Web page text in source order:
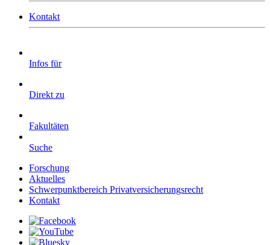
Kontakt
Infos für
Direkt zu
Fakultäten
Suche
Forschung
Aktuelles
Schwerpunktbereich Privatversicherungsrecht
Kontakt